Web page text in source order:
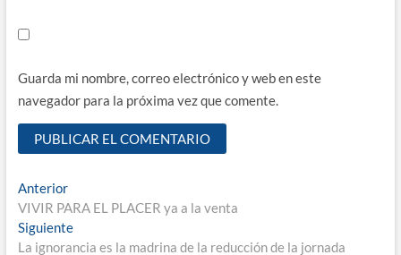
Guarda mi nombre, correo electrónico y web en este
navegador para la próxima vez que comente.
Navegación
de
AnteriorEntrada
anterior:
VIVIR PARA EL PLACER ya a la venta
SiguienteEntrada
siguiente:
La ignorancia es la madrina de la reducción de la jornada